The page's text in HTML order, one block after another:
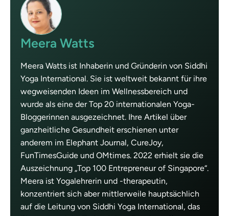
Meera Watts
Meera Watts ist Inhaberin und Gründerin von Siddhi
Yoga International. Sie ist weltweit bekannt für ihre
wegweisenden Ideen im Wellnessbereich und
wurde als eine der Top 20 internationalen Yoga-
Bloggerinnen ausgezeichnet. Ihre Artikel über
ganzheitliche Gesundheit erschienen unter
anderem im Elephant Journal, CureJoy,
FunTimesGuide und OMtimes. 2022 erhielt sie die
Auszeichnung „Top 100 Entrepreneur of Singapore“.
Meera ist Yogalehrerin und -therapeutin,
konzentriert sich aber mittlerweile hauptsächlich
auf die Leitung von Siddhi Yoga International, das